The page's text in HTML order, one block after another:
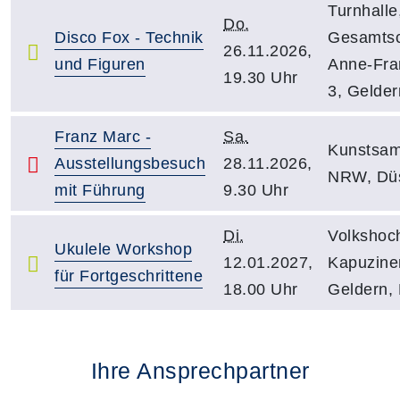
Disco Fox - Technik
und Figuren
Do.
26.11.2026,
19.30 Uhr
Anne-
3,
Franz Marc -
Ausstellungsbesuch
mit Führung
Sa.
28.11.2026,
9.30 Uhr
NRW,
Ukulele Workshop
für Fortgeschrittene
Di.
12.01.2027,
18.00 Uhr
Geldern,
Ihre Ansprechpartner